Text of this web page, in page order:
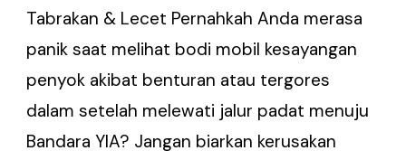
Tabrakan & Lecet Pernahkah Anda merasa
panik saat melihat bodi mobil kesayangan
penyok akibat benturan atau tergores
dalam setelah melewati jalur padat menuju
Bandara YIA? Jangan biarkan kerusakan